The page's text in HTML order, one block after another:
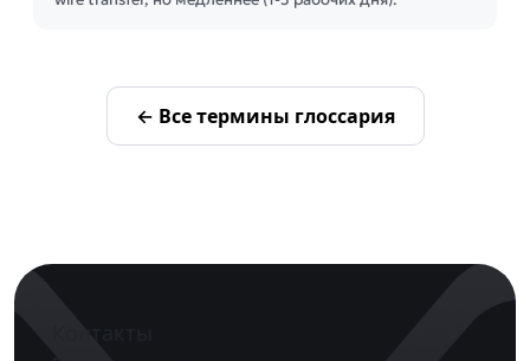
← Все термины глоссария